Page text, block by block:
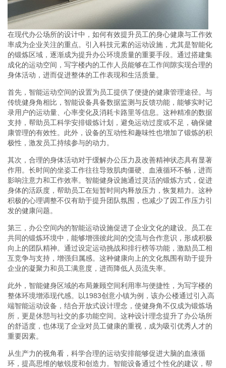
在现代办公场所的设计中，如何有效提升员工的身心健康与工作效
率成为企业关注的重点。引入科技元素的运动设施，尤其是智能化
的锻炼区域，逐渐成为提升办公环境质量的重要手段。通过搭建集
成化的运动空间，写字楼内的工作人员能够在工作间隙实现合理的
身体活动，进而促进整体的工作表现和生活质量。
首先，智能运动空间的设置为员工提供了便捷的健康管理途径。与
传统健身角相比，智能设备具备数据监测与反馈功能，能够实时记
录用户的运动量、心率变化及消耗卡路里等信息。这种精准的数据
支持，帮助员工科学安排锻炼计划，避免运动过度或不足，确保健
康管理的有效性。此外，设备的互动性和趣味性也增加了锻炼的积
极性，激发员工持续参与的动力。
其次，合理的身体活动对于缓解办公压力及改善精神状态具有显著
作用。长时间的坐姿工作往往导致肌肉僵硬、血液循环不畅，进而
影响注意力和工作效率。智能健身设施通过灵活的锻炼方式，促进
身体的活跃度，帮助员工在短暂时间内释放压力，恢复精力。这种
积极的心理调整不仅有助于提升团队氛围，也减少了因工作压力引
发的健康问题。
第三，办公空间内的智能运动设施促进了企业文化的建设。员工在
共同的锻炼环境中，能够增强彼此间的交流与合作意识，形成积极
向上的团队精神。通过设定运动挑战和排行榜等功能，激励员工相
互竞争与支持，增强归属感。这种健康向上的文化氛围有助于提升
企业的凝聚力和员工满意度，进而降低人员流失率。
此外，智能健身区域的布局兼顾空间利用率与便捷性，为写字楼的
整体环境增添现代感。以1983创意小镇为例，该办公楼通过引入高
端智能运动设备，结合开放式设计理念，使健身角不仅成为锻炼场
所，更是休憩与社交的多功能空间。这种设计理念提升了办公场所
的舒适度，也体现了企业对员工健康的重视，成为吸引优秀人才的
重要因素。
从生产力的视角看，科学合理的运动安排能够促进大脑的血液循
环，提高思维的敏锐度和创造力。智能设备通过个性化的建议，帮